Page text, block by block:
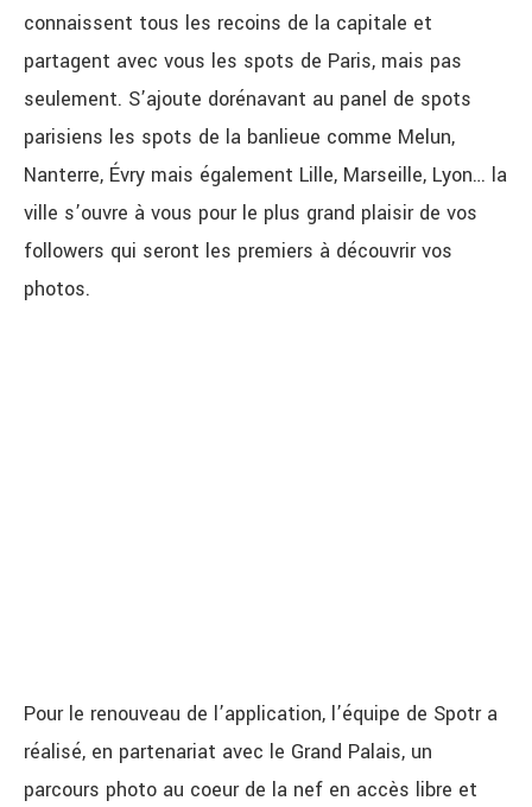
connaissent tous les recoins de la capitale et
partagent avec vous les spots de Paris, mais pas
seulement. S’ajoute dorénavant au panel de spots
parisiens les spots de la banlieue comme Melun,
Nanterre, Évry mais également Lille, Marseille, Lyon… la
ville s’ouvre à vous pour le plus grand plaisir de vos
followers qui seront les premiers à découvrir vos
photos.
Pour le renouveau de l’application, l’équipe de Spotr a
réalisé, en partenariat avec le Grand Palais, un
parcours photo au coeur de la nef en accès libre et